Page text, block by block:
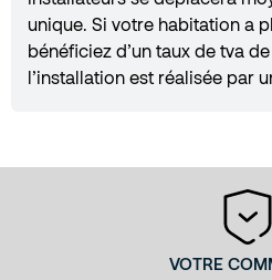
unique. Si votre habitation a
bénéficiez d’un taux de tva
l’installation est réalisée par
VOTRE